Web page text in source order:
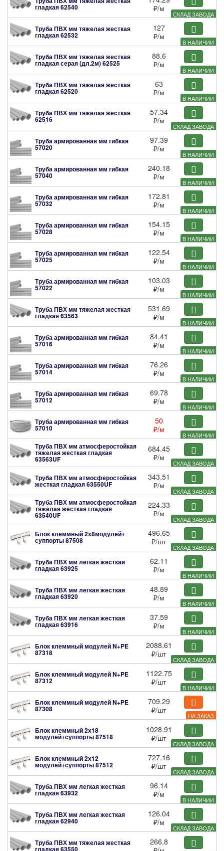
СКЛАД ЗАВОДА
гладкая62540
₽/м
В НАЛИЧИИ
Труба ПВХ мм тяжелая жесткая
гладкая62532
127
₽/м
В НАЛИЧИИ
Труба ПВХ мм тяжелая жесткая
гладкая серая (дл.2м)62525
88.6
₽/м
В НАЛИЧИИ
Труба ПВХ мм тяжелая жесткая
гладкая62520
63
₽/м
СКЛАД ЗАВОДА
Труба ПВХ мм тяжелая жесткая
62516
57.34
₽/м
В НАЛИЧИИ
Труба армированная мм гибкая
57020
97.39
₽/м
В НАЛИЧИИ
Труба армированная мм гибкая
57040
240.18
₽/м
В НАЛИЧИИ
Труба армированная мм гибкая
57032
172.81
₽/м
В НАЛИЧИИ
Труба армированная мм гибкая
57028
154.15
₽/м
В НАЛИЧИИ
Труба армированная мм гибкая
57025
122.54
₽/м
В НАЛИЧИИ
Труба армированная мм гибкая
57022
103.03
₽/м
В НАЛИЧИИ
Труба ПВХ мм тяжелая жесткая
гладкая63563
531.69
₽/м
В НАЛИЧИИ
Труба армированная мм гибкая
57016
84.41
₽/м
В НАЛИЧИИ
Труба армированная мм гибкая
57014
76.26
₽/м
В НАЛИЧИИ
Труба армированная мм гибкая
57012
69.78
₽/м
В НАЛИЧИИ
Труба армированная мм гибкая
57010
50
₽/м
СКЛАД ЗАВОДА
Труба ПВХ мм атмосферостойкая
тяжелая жесткая гладкая
63563UF
684.45
₽/м
СКЛАД ЗАВОДА
Труба ПВХ мм атмосферостойкая
жесткая гладкая63550UF
343.51
₽/м
СКЛАД ЗАВОДА
Труба ПВХ мм атмосферостойкая
тяжелая жесткая гладкая
63540UF
224.33
₽/м
СКЛАД ЗАВОДА
Блок клеммный 2х8модулей+
суппорты87508
496.65
₽/шт
В НАЛИЧИИ
Труба ПВХ мм легкая жесткая
гладкая63925
62.11
₽/м
В НАЛИЧИИ
Труба ПВХ мм легкая жесткая
гладкая63920
48.89
₽/м
В НАЛИЧИИ
Труба ПВХ мм легкая жесткая
гладкая63916
37.59
₽/м
СКЛАД ЗАВОДА
Блок клеммный модулей N+PE
87318
2088.61
₽/шт
В НАЛИЧИИ
Блок клеммный модулей N+PE
87312
1122.75
₽/шт
НА ЗАКАЗ
Блок клеммный модулей N+PE
87308
709.29
₽/шт
СКЛАД ЗАВОДА
Блок клеммный 2х18
модулей+суппорты87518
1028.91
₽/шт
СКЛАД ЗАВОДА
Блок клеммный 2х12
модулей+суппорты87512
727.16
₽/шт
В НАЛИЧИИ
Труба ПВХ мм легкая жесткая
гладкая63932
96.14
₽/м
СКЛАД ЗАВОДА
Труба ПВХ мм легкая жесткая
гладкая62940
126.04
₽/м
Труба ПВХ мм тяжелая жесткая
гладкая63550
266.8